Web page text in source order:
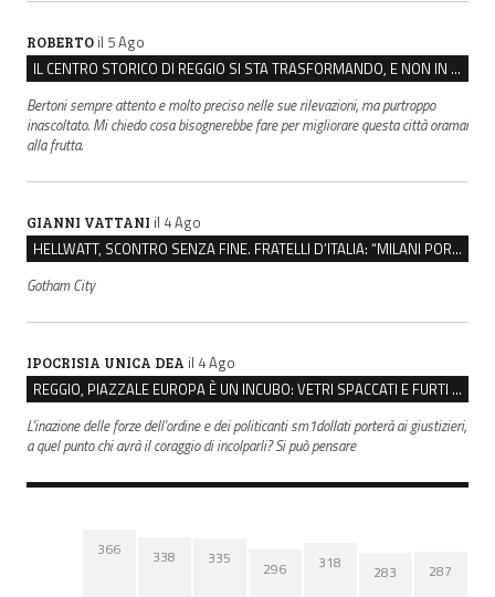
ROBERTO il 5 Ago
IL CENTRO STORICO DI REGGIO SI STA TRASFORMANDO, E NON IN MEGLIO
Bertoni sempre attento e molto preciso nelle sue rilevazioni, ma purtroppo
inascoltato. Mi chiedo cosa bisognerebbe fare per migliorare questa città oramai
alla frutta.
GIANNI VATTANI il 4 Ago
HELLWATT, SCONTRO SENZA FINE. FRATELLI D’ITALIA: “MILANI PORTA DOCUMENTI, DE FRANCO INSULTI”
Gotham City
IPOCRISIA UNICA DEA il 4 Ago
REGGIO, PIAZZALE EUROPA È UN INCUBO: VETRI SPACCATI E FURTI SULLE AUTO IN SOSTA
L'inazione delle forze dell'ordine e dei politicanti sm1dollati porterà ai giustizieri,
a quel punto chi avrà il coraggio di incolparli? Si può pensare
366 338 335
296 318 283 287